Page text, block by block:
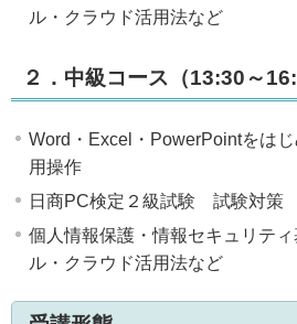
ル・クラウド活用法など
２．中級コース（13:30～
Word・Excel・PowerPointをは
用操作
日商PC検定２級試験 試験対策
個人情報保護・情報セキュリテ
ル・クラウド活用法など